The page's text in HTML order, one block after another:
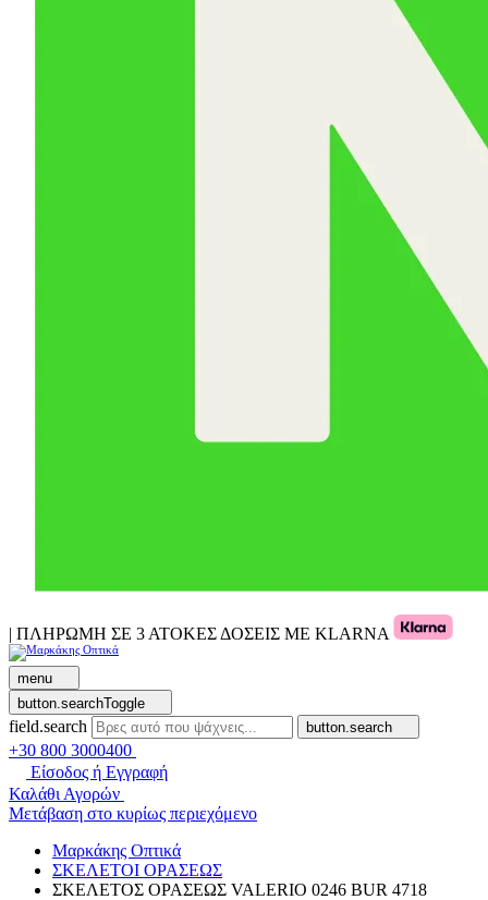
| ΠΛΗΡΩΜΗ ΣΕ 3 ΑΤΟΚΕΣ ΔΟΣΕΙΣ ΜΕ KLARNA
menu
button.searchToggle
field.search button.search
+30 800 3000400
Είσοδος ή Εγγραφή
Καλάθι Αγορών
Μετάβαση στο κυρίως περιεχόμενο
Μαρκάκης Οπτικά
ΣΚΕΛΕΤΟΙ ΟΡΑΣΕΩΣ
ΣΚΕΛΕΤΟΣ ΟΡΑΣΕΩΣ VALERIO 0246 BUR 4718